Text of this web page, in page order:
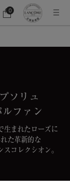
カ
ー
0
0 カート内の製品
ソリュ
ルファン
生まれたローズに
た革新的な
スコレクシオン。​